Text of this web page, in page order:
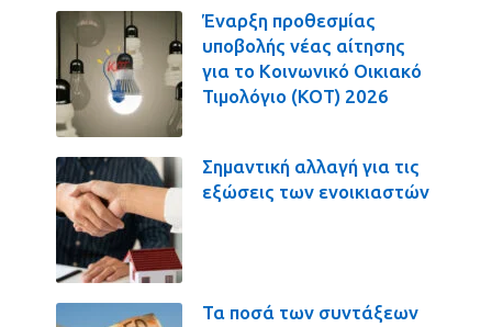
Έναρξη προθεσμίας
υποβολής νέας αίτησης
για το Κοινωνικό Οικιακό
Τιμολόγιο (ΚΟΤ) 2026
Σημαντική αλλαγή για τις
εξώσεις των ενοικιαστών
Τα ποσά των συντάξεων